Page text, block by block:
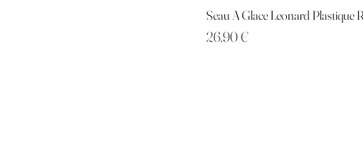
Seau A Glace Leonard Plastique
Prix
26,90 €